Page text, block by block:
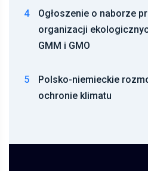
4
Ogłoszenie o naborze
organizacji
GMM i GMO
5
Polsko-niemieckie
ochronie klimatu